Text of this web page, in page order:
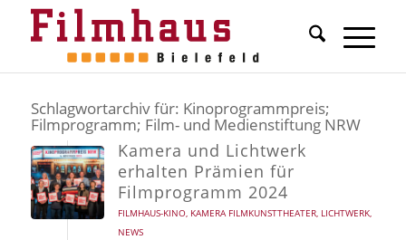
Schlagwortarchiv für: Kinoprogrammpreis;
Filmprogramm; Film- und Medienstiftung NRW
Kamera und Lichtwerk
erhalten Prämien für
Filmprogramm 2024
FILMHAUS-KINO, KAMERA FILMKUNSTTHEATER, LICHTWERK,
NEWS